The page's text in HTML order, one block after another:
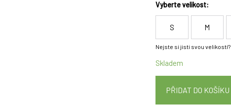
Vyberte velikost:
S M
Nejste si jisti svou
Skladem
PŘIDAT DO KOŠÍKU